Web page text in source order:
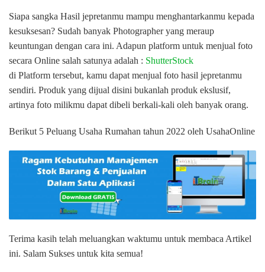
Siapa sangka Hasil jepretanmu mampu menghantarkanmu kepada
kesuksesan? Sudah banyak Photographer yang meraup
keuntungan dengan cara ini. Adapun platform untuk menjual foto
secara Online salah satunya adalah : ShutterStock
di Platform tersebut, kamu dapat menjual foto hasil jepretanmu
sendiri. Produk yang dijual disini bukanlah produk ekslusif,
artinya foto milikmu dapat dibeli berkali-kali oleh banyak orang.
Berikut 5 Peluang Usaha Rumahan tahun 2022 oleh UsahaOnline
Terima kasih telah meluangkan waktumu untuk membaca Artikel
ini. Salam Sukses untuk kita semua!